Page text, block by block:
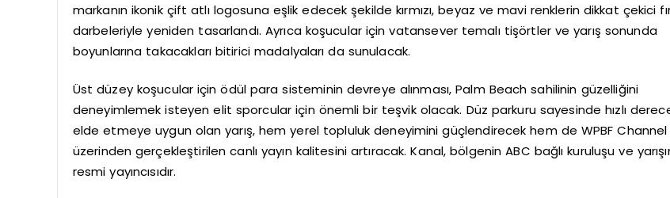
markanın ikonik çift atlı logosuna eşlik edecek şekilde kırmızı, beyaz ve mavi renklerin dikkat çekici
darbeleriyle yeniden tasarlandı. Ayrıca koşucular için vatansever temalı tişörtler ve yarış sonunda
boyunlarına takacakları bitirici madalyaları da sunulacak.
Üst düzey koşucular için ödül para sisteminin devreye alınması, Palm Beach sahilinin güzelliğini
deneyimlemek isteyen elit sporcular için önemli bir teşvik olacak. Düz parkuru sayesinde hızlı
elde etmeye uygun olan yarış, hem yerel topluluk deneyimini güçlendirecek hem de WPBF Channel
üzerinden gerçekleştirilen canlı yayın kalitesini artıracak. Kanal, bölgenin ABC bağlı kuruluşu ve
resmi yayıncısıdır.